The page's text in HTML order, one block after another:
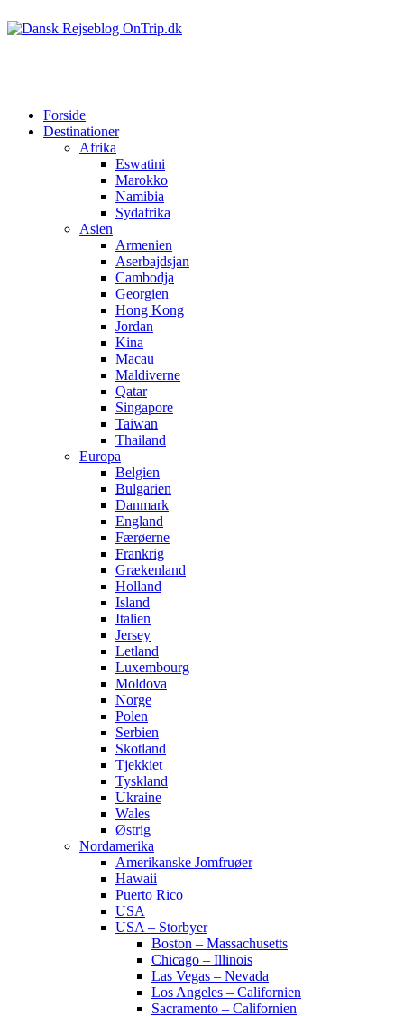
Forside
Destinationer
Afrika
Eswatini
Marokko
Namibia
Sydafrika
Asien
Armenien
Aserbajdsjan
Cambodja
Georgien
Hong Kong
Jordan
Kina
Macau
Maldiverne
Qatar
Singapore
Taiwan
Thailand
Europa
Belgien
Bulgarien
Danmark
England
Færøerne
Frankrig
Grækenland
Holland
Island
Italien
Jersey
Letland
Luxembourg
Moldova
Norge
Polen
Serbien
Skotland
Tjekkiet
Tyskland
Ukraine
Wales
Østrig
Nordamerika
Amerikanske Jomfruøer
Hawaii
Puerto Rico
USA
USA – Storbyer
Boston – Massachusetts
Chicago – Illinois
Las Vegas – Nevada
Los Angeles – Californien
Sacramento – Californien